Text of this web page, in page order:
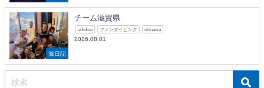
海日記
チーム滋賀県
arkdive ファンダイビング okinawa
2026.08.01